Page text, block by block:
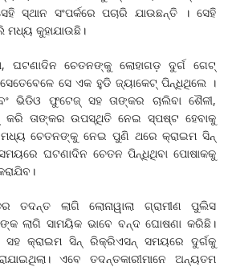
ସ୍ଥାନ ସଂପର୍କରେ ପଚାରି ଯାଉଛନ୍ତି । ସେହି
ମଧ୍ୟ କୁହାଯାଉଛି।
ଘଟଣାଦିନ ଚେତନଙ୍କୁ ଲୋହାଗଡ଼ ଦୁର୍ଗ ଗେଟ୍‌
ସେ ଏକ ହୁଡି ଜ୍ୟାକେଟ୍‌ ପିନ୍ଧିଥିଲେ ।
ଭିଡିଓ ଫୁଟେଜ୍‌ ସହ ତାଙ୍କର ଚାଲିବା ଶୈଳୀ,
କରି ତାଙ୍କର ଉପସ୍ଥିତି ନେଇ ସ୍ପଷ୍ଟ ହେବାକୁ
ଚେତନଙ୍କୁ ନେଇ ପୁଣି ଥରେ କ୍ରାଇମ ସିନ୍‌
ଘଟଣାଦିନ ଚେତନ ପିନ୍ଧିଥିବା ପୋଷାକକୁ
ତଦନ୍ତ ଲାଗି ଲୋନାୱାଲା ଗ୍ରାମୀଣ ପୁଲିସ
ଲାଗି ସାମୟିକ ଭାବେ ବନ୍ଦ ଘୋଷଣା କରିଛି।
କ୍ରାଇମ ସିନ୍‌ ରିକ୍ରିଏସନ୍‌ ସମୟରେ ଦୁର୍ଗକୁ
ଏବେ ତଦନ୍ତକାରୀମାନେ ଅନ୍ୟତମ